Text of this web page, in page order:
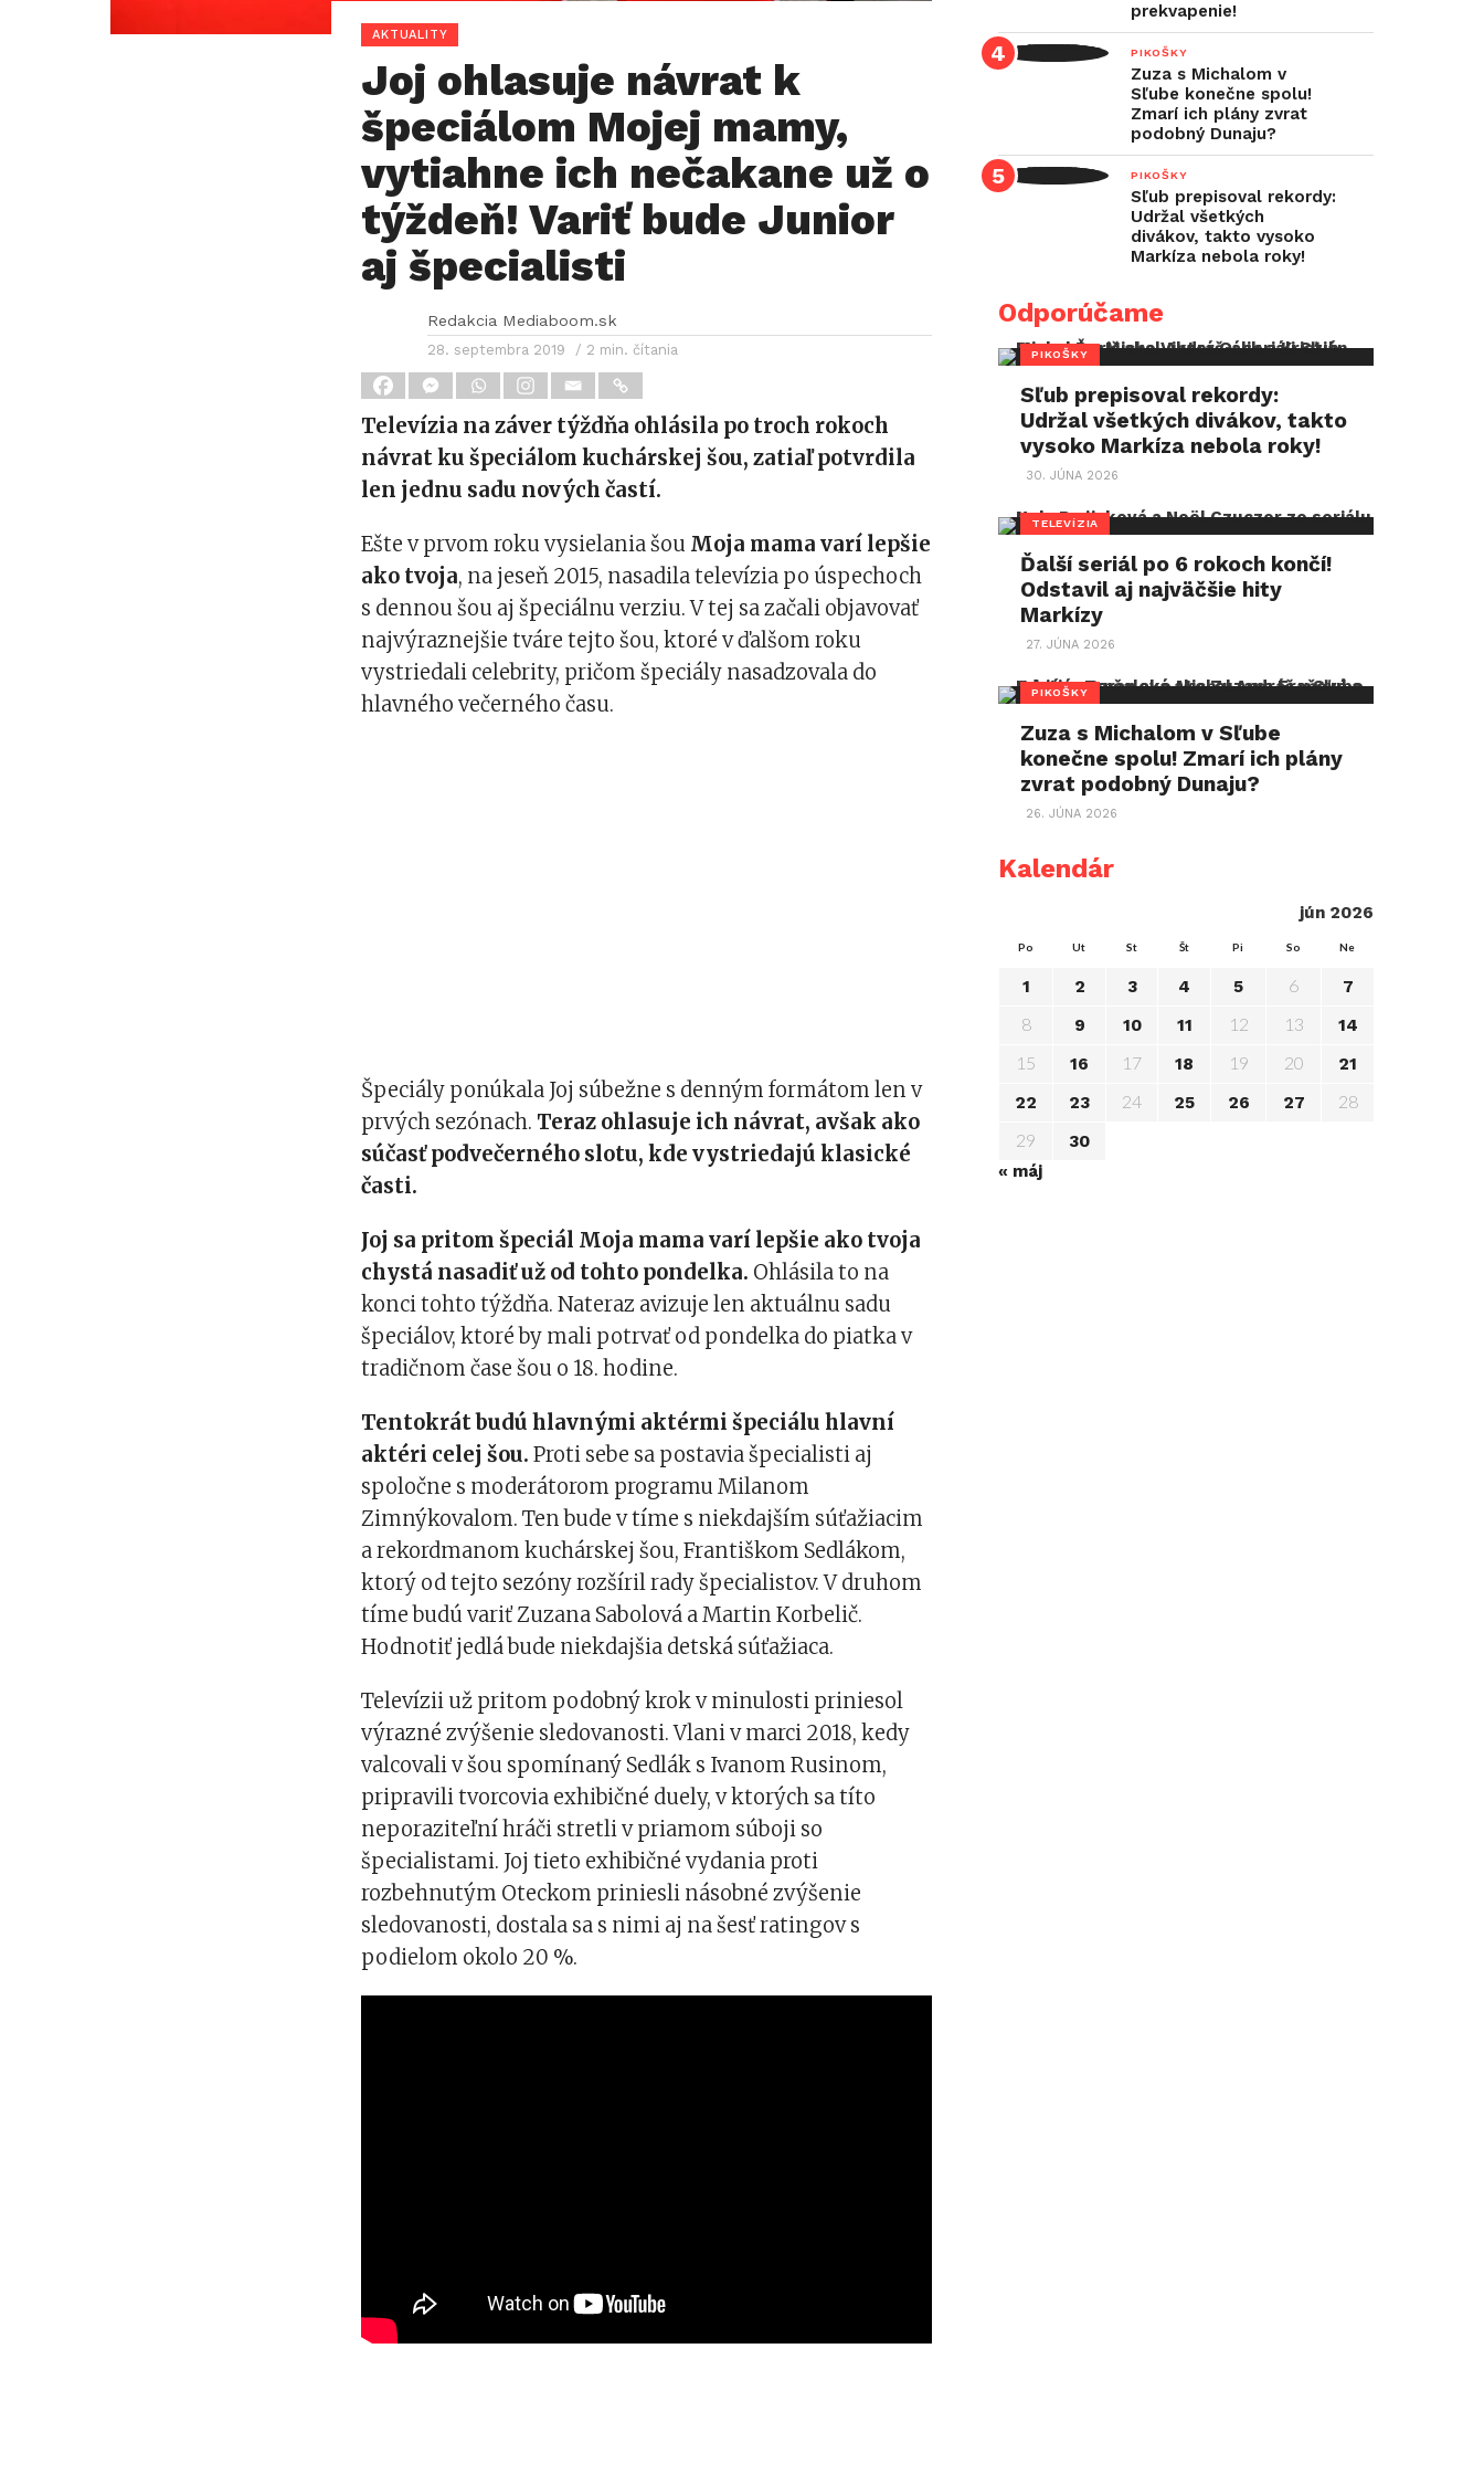
AKTUALITY
Joj ohlasuje návrat k
špeciálom Mojej mamy,
vytiahne ich nečakane už o
týždeň! Variť bude Junior
aj špecialisti
Redakcia Mediaboom.sk
28. septembra 2019 / 2 min. čítania
Televízia na záver týždňa ohlásila po troch rokoch
návrat ku špeciálom kuchárskej šou, zatiaľ potvrdila
len jednu sadu nových častí.
Ešte v prvom roku vysielania šou Moja mama varí lepšie
ako tvoja, na jeseň 2015, nasadila televízia po úspechoch
s dennou šou aj špeciálnu verziu. V tej sa začali objavovať
najvýraznejšie tváre tejto šou, ktoré v ďalšom roku
vystriedali celebrity, pričom špeciály nasadzovala do
hlavného večerného času.
Špeciály ponúkala Joj súbežne s denným formátom len v
prvých sezónach. Teraz ohlasuje ich návrat, avšak ako
súčasť podvečerného slotu, kde vystriedajú klasické
časti.
Joj sa pritom špeciál Moja mama varí lepšie ako tvoja
chystá nasadiť už od tohto pondelka. Ohlásila to na
konci tohto týždňa. Nateraz avizuje len aktuálnu sadu
špeciálov, ktoré by mali potrvať od pondelka do piatka v
tradičnom čase šou o 18. hodine.
Tentokrát budú hlavnými aktérmi špeciálu hlavní
aktéri celej šou. Proti sebe sa postavia špecialisti aj
spoločne s moderátorom programu Milanom
Zimnýkovalom. Ten bude v tíme s niekdajším súťažiacim
a rekordmanom kuchárskej šou, Františkom Sedlákom,
ktorý od tejto sezóny rozšíril rady špecialistov. V druhom
tíme budú variť Zuzana Sabolová a Martin Korbelič.
Hodnotiť jedlá bude niekdajšia detská súťažiaca.
Televízii už pritom podobný krok v minulosti priniesol
výrazné zvýšenie sledovanosti. Vlani v marci 2018, kedy
valcovali v šou spomínaný Sedlák s Ivanom Rusinom,
pripravili tvorcovia exhibičné duely, v ktorých sa títo
neporaziteľní hráči stretli v priamom súboji so
špecialistami. Joj tieto exhibičné vydania proti
rozbehnutým Oteckom priniesli násobné zvýšenie
sledovanosti, dostala sa s nimi aj na šesť ratingov s
podielom okolo 20 %.
prekvapenie!
PIKOŠKY
Zuza s Michalom v
Sľube konečne spolu!
Zmarí ich plány zvrat
podobný Dunaju?
PIKOŠKY
Sľub prepisoval rekordy:
Udržal všetkých
divákov, takto vysoko
Markíza nebola roky!
Odporúčame
PIKOŠKY
Sľub prepisoval rekordy:
Udržal všetkých divákov, takto
vysoko Markíza nebola roky!
30. JÚNA 2026
TELEVÍZIA
Ďalší seriál po 6 rokoch končí!
Odstavil aj najväčšie hity
Markízy
27. JÚNA 2026
PIKOŠKY
Zuza s Michalom v Sľube
konečne spolu! Zmarí ich plány
zvrat podobný Dunaju?
26. JÚNA 2026
Kalendár
jún 2026
Po Ut St Št Pi So Ne
1 2 3 4 5 6 7
8 9 10 11 12 13 14
15 16 17 18 19 20
21
22
23 24 25 26 27
28
29
30
« máj